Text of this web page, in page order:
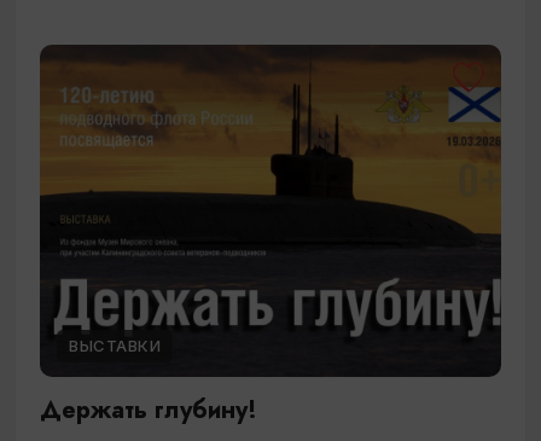
ВЫСТАВКИ
Держать глубину!